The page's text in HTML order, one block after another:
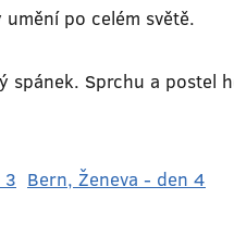
po celém světě.
spánek. Sprchu a postel
3 Bern, Ženeva - den 4